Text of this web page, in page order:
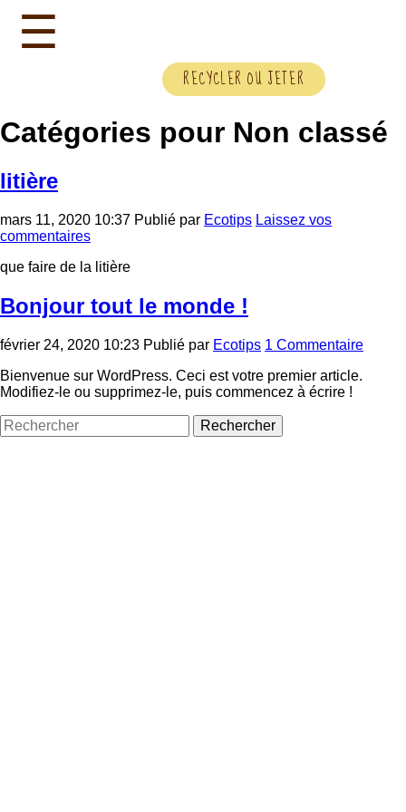
☰
Catégories pour Non classé
litière
mars 11, 2020 10:37 Publié par Ecotips Laissez vos
commentaires
que faire de la litière
Bonjour tout le monde !
février 24, 2020 10:23 Publié par Ecotips 1 Commentaire
Bienvenue sur WordPress. Ceci est votre premier article.
Modifiez-le ou supprimez-le, puis commencez à écrire !
Rechercher